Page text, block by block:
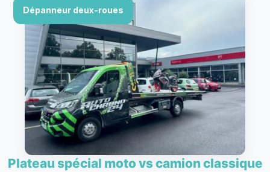
Dépanneur deux-roues
Plateau spécial moto vs camion classique